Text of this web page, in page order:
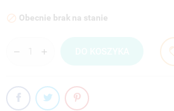
 Obecnie brak na stanie